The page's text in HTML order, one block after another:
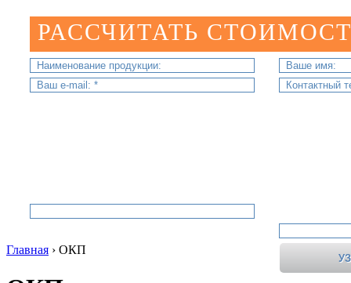
РАССЧИТАТЬ
Главная › ОКП